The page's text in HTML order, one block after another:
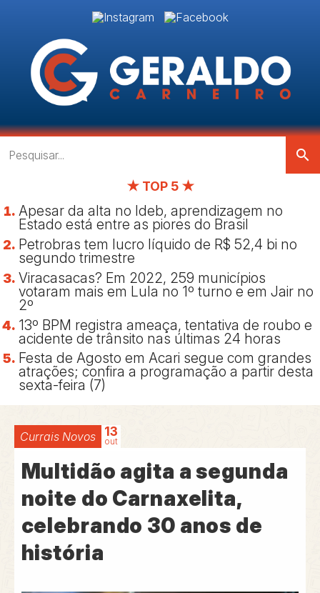
search
★ TOP 5 ★
Apesar da alta no Ideb, aprendizagem no
Estado está entre as piores do Brasil
Petrobras tem lucro líquido de R$ 52,4 bi no
segundo trimestre
Viracasacas? Em 2022, 259 municípios
votaram mais em Lula no 1º turno e em Jair no
2º
13º BPM registra ameaça, tentativa de roubo e
acidente de trânsito nas últimas 24 horas
Festa de Agosto em Acari segue com grandes
atrações; confira a programação a partir desta
sexta-feira (7)
Currais Novos 13
out
Multidão agita a segunda
noite do Carnaxelita,
celebrando 30 anos de
história